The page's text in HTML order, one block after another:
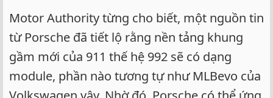
Motor Authority từng cho biết, một nguồn tin
từ Porsche đã tiết lộ rằng nền tảng khung
gầm mới của 911 thế hệ 992 sẽ có dạng
module, phần nào tương tự như MLBevo của